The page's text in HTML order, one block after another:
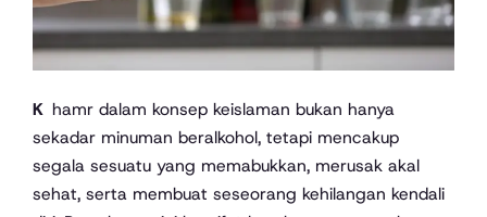
Khamr dalam konsep keislaman bukan hanya
sekadar minuman beralkohol, tetapi mencakup
segala sesuatu yang memabukkan, merusak akal
sehat, serta membuat seseorang kehilangan kendali